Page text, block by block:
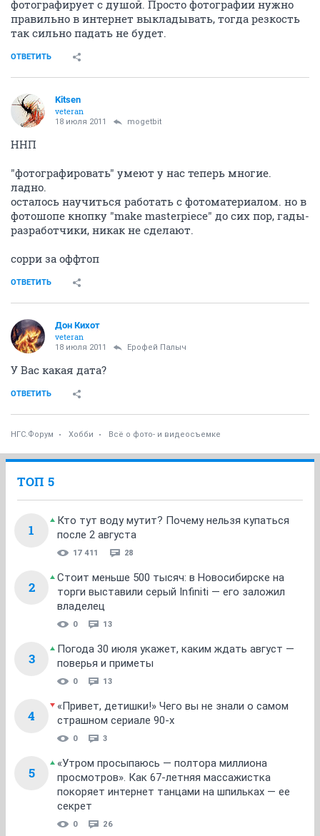
фотографирует с душой. Просто фотографии нужно
правильно в интернет выкладывать, тогда резкость
так сильно падать не будет.
ОТВЕТИТЬ
Kitsen
veteran
18 июля 2011 mogetbit
ННП
"фотографировать" умеют у нас теперь многие.
ладно.
осталось научиться работать с фотоматериалом. но в
фотошопе кнопку "make masterpieсe" до сих пор, гады-
разработчики, никак не сделают.
сорри за оффтоп
ОТВЕТИТЬ
Дон Кихот
veteran
18 июля 2011 Ерофей Палыч
У Вас какая дата?
ОТВЕТИТЬ
НГС.Форум Хобби Всё о фото- и видеосъемке
ТОП 5
1
Кто тут воду мутит? Почему нельзя купаться
после 2 августа
17 411 28
2
Стоит меньше 500 тысяч: в Новосибирске на
торги выставили серый Infiniti — его заложил
владелец
0 13
3
Погода 30 июля укажет, каким ждать август —
поверья и приметы
0 13
4
«Привет, детишки!» Чего вы не знали о самом
страшном сериале 90-х
0 3
5
«Утром просыпаюсь — полтора миллиона
просмотров». Как 67-летняя массажистка
покоряет интернет танцами на шпильках — ее
секрет
0 26